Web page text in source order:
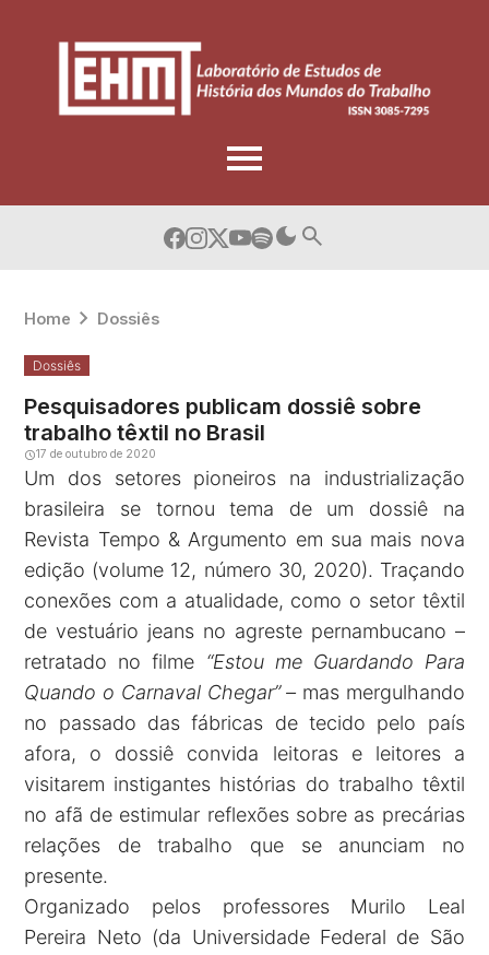
Home Dossiês
Dossiês
Pesquisadores publicam dossiê sobre
trabalho têxtil no Brasil
17 de outubro de 2020
Um dos setores pioneiros na industrialização
brasileira se tornou tema de um dossiê na
Revista Tempo & Argumento em sua mais nova
edição (volume 12, número 30, 2020). Traçando
conexões com a atualidade, como o setor têxtil
de vestuário jeans no agreste pernambucano –
retratado no filme “Estou me Guardando Para
Quando o Carnaval Chegar” – mas mergulhando
no passado das fábricas de tecido pelo país
afora, o dossiê convida leitoras e leitores a
visitarem instigantes histórias do trabalho têxtil
no afã de estimular reflexões sobre as precárias
relações de trabalho que se anunciam no
presente.
Organizado pelos professores Murilo Leal
Pereira Neto (da Universidade Federal de São